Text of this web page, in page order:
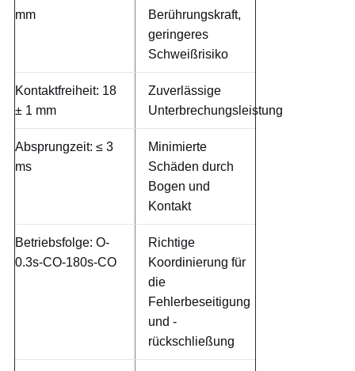
mm
Berührungskraft,
geringeres
Schweißrisiko
Kontaktfreiheit: 18
± 1 mm
Zuverlässige
Unterbrechungsleistung
Absprungzeit: ≤ 3
ms
Minimierte
Schäden durch
Bogen und
Kontakt
Betriebsfolge: O-
0.3s-CO-180s-CO
Richtige
Koordinierung für
die
Fehlerbeseitigung
und -
rückschließung